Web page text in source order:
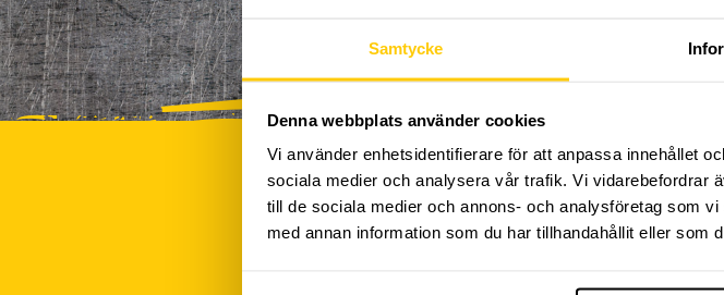
Samtycke
Denna webbplats använder cookies
Vi använder enhetsidentifierare för att anpassa innehållet
sociala medier och analysera vår trafik. Vi vidarebefordrar
till de sociala medier och annons- och analysföretag som
med annan information som du har tillhandahållit eller som
FÖLJ OSS PÅ